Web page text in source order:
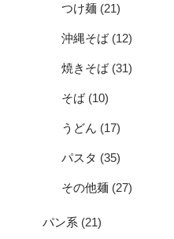
つけ麺 (21)
沖縄そば(12)
焼きそば(31)
そば(10)
うどん (17)
パスタ (35)
その他麺 (27)
パン系 (21)